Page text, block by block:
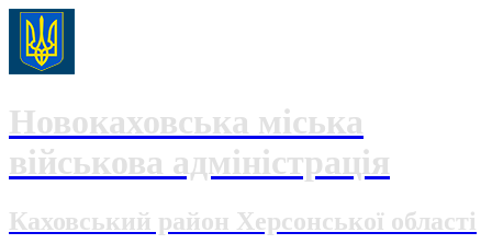
Новокаховська міська
військова адміністрація
Каховський район Херсонської області